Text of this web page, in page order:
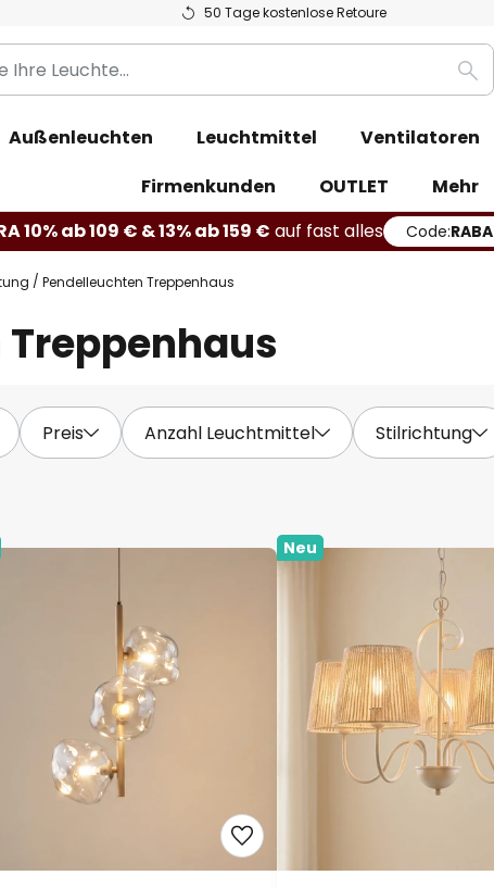
50 Tage kostenlose Retoure
Außenleuchten Leuchtmittel Ventilatoren
Firmenkunden
OUTLET
Mehr
10% ab 109 € & 13% ab 159 € auf fast alles Code:
Pendelleuchten Treppenhaus
Preis Anzahl Leuchtmittel Stilrichtung
Neu